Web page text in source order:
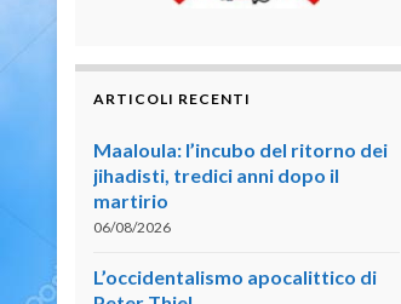
ARTICOLI RECENTI
Maaloula: l’incubo del ritorno dei
jihadisti, tredici anni dopo il
martirio
06/08/2026
L’occidentalismo apocalittico di